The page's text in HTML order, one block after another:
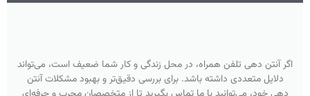
اگر آنتن دهی تلفن همراه، در محل زندگی و کار شما ضعیف است، می‌تواند
دلایل متعددی داشته باشد. برای بررسی دقیق‌تر و بهبود مشکلات آنتن